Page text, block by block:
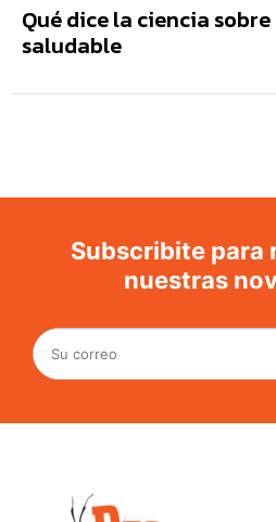
Qué dice la ciencia
saludable
Subscribite para
nuestras